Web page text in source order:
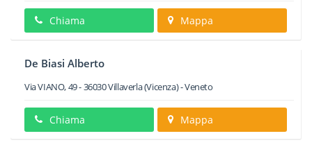
Chiama Mappa
De Biasi Alberto
Via VIANO, 49-36030Villaverla(Vicenza) -Veneto
Chiama Mappa